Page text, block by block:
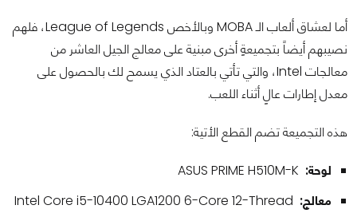
أما لعشاق ألعاب الـ MOBA وبالأخص League of Legends، فلهم
نصيبهم أيضاً بتجميعةٍ أخرى مبنية على معالج الجيل العاشر من
معالجات Intel، والتي تأتي بالعتاد الذي يسمح لك بالحصول على
معدل إطارات عالٍ أثناء اللعب.
هذه التجميعة تضم القطع الأتية:
لوحة: ASUS PRIME H510M-K
معالج: Intel Core i5-10400 LGA1200 6-Core 12-Thread